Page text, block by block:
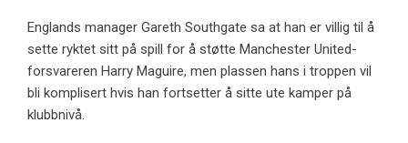
Englands manager Gareth Southgate sa at han er villig til å
sette ryktet sitt på spill for å støtte Manchester United-
forsvareren Harry Maguire, men plassen hans i troppen vil
bli komplisert hvis han fortsetter å sitte ute kamper på
klubbnivå.